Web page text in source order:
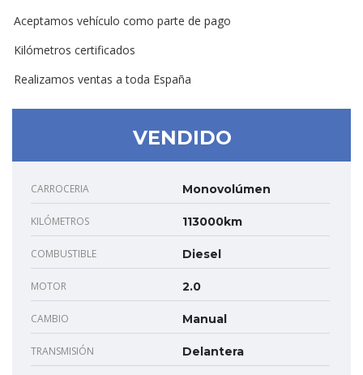
Aceptamos vehículo como parte de pago
Kilómetros certificados
Realizamos ventas a toda España
VENDIDO
CARROCERIA Monovolúmen
KILÓMETROS 113000km
COMBUSTIBLE Diesel
MOTOR 2.0
CAMBIO Manual
TRANSMISIÓN Delantera